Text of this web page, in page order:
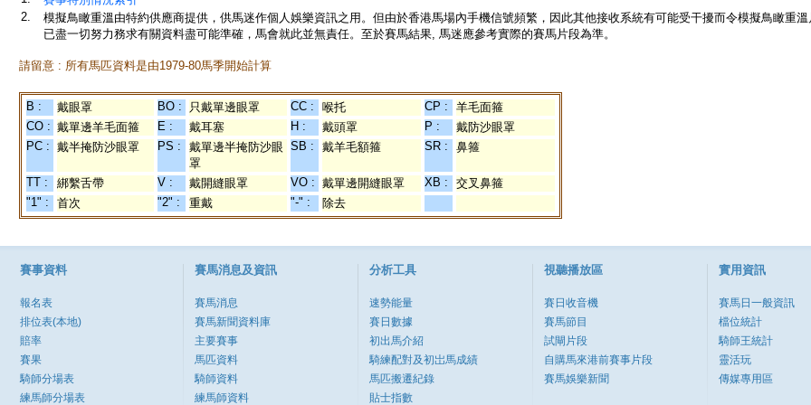
2.
模擬鳥瞰重溫由特約供應商提供，供馬迷作個人娛樂資訊之用。但由於香港馬場內手機信號頻繁，因此其他接收系統有可能受干擾而令模擬鳥瞰重
已盡一切努力務求有關資料盡可能準確，馬會就此並無責任。至於賽馬結果, 馬迷應參考實際的賽馬片段為準。
請留意 : 所有馬匹資料是由1979-80馬季開始計算
B : 戴眼罩 BO : 只戴單邊眼罩 CC : 喉托 CP :
羊毛面箍
CO : 戴單邊羊毛面箍 E : 戴耳塞 H : 戴頭罩 P :
戴防沙眼罩
PC : 戴半掩防沙眼罩 PS :
戴單邊半掩防沙眼
罩
SB : 戴羊毛額箍 SR : 鼻箍
TT : 綁繫舌帶 V : 戴開縫眼罩 VO : 戴單邊開縫眼罩 XB :
交叉鼻箍
"1" :
首次 "2" : 重戴 "-" : 除去
賽事資料
報名表
排位表(本地)
賠率
賽果
騎師分場表
練馬師分場表
賽馬消息及資訊
賽馬消息
賽馬新聞資料庫
主要賽事
馬匹資料
騎師資料
練馬師資料
分析工具
速勢能量
賽日數據
初出馬介紹
騎練配對及初岀馬成績
馬匹搬遷紀錄
貼士指數
視聽播放區
賽日收音機
賽馬節目
試閘片段
自購馬來港前賽事片段
賽馬娛樂新聞
實用資訊
賽馬日一般資訊
檔位統計
騎師王統計
靈活玩
傳媒專用區